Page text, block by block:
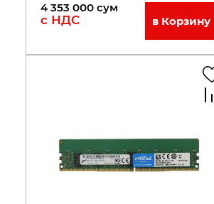
4 353 000 сум
с НДС в Корзину